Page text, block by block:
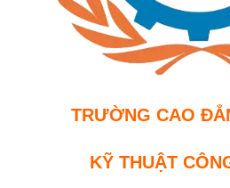
TRƯỜNG CAO
KỸ THUẬT